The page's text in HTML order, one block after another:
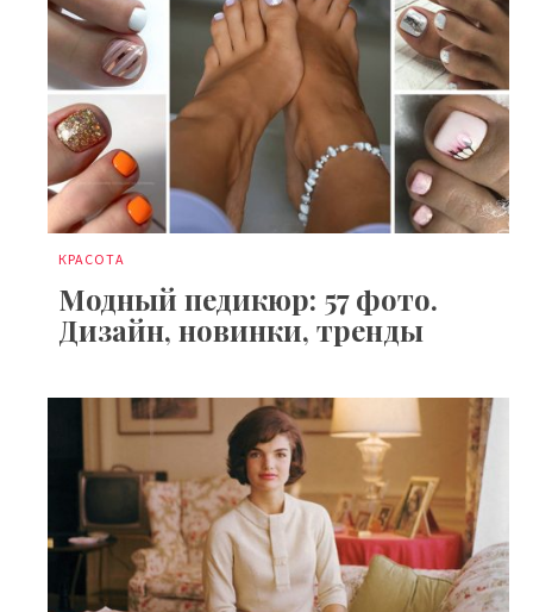
КРАСОТА
Модный педикюр: 57 фото.
Дизайн, новинки, тренды